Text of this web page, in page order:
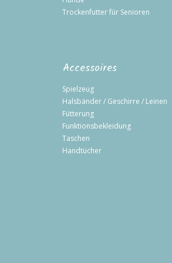
Trockenfutter für Senioren
Accessoires
Spielzeug
Halsbänder / Geschirre / Leinen
Fütterung
Funktionsbekleidung
Taschen
Handtücher